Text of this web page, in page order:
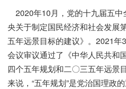
2020年10月，党的十九届五中
央关于制定国民经济和社会发展
五年远景目标的建议》。2021年
会议审议通过了《中华人民共和
四个五年规划和二〇三五年远景
来说，“五年规划”是党治国理政